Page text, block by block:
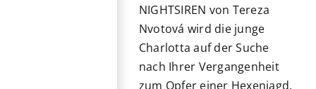
NIGHTSIREN von Tereza
Nvotová wird die junge
Charlotta auf der Suche
nach Ihrer Vergangenheit
zum Opfer einer Hexenjagd.